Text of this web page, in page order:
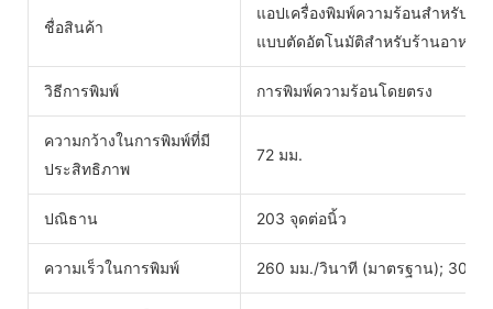
ชื่อสินค้า
แอปเครื่องพิมพ์ความร้อนสำหรับพีซี
แบบตัดอัตโนมัติสำหรับร้านอาหาร
วิธีการพิมพ์ การพิมพ์ความร้อนโดยตรง
ความกว้างในการพิมพ์ที่มี
ประสิทธิภาพ
72 มม.
ปณิธาน 203 จุดต่อนิ้ว
ความเร็วในการพิมพ์ 260 มม./วินาที (มาตรฐาน); 300